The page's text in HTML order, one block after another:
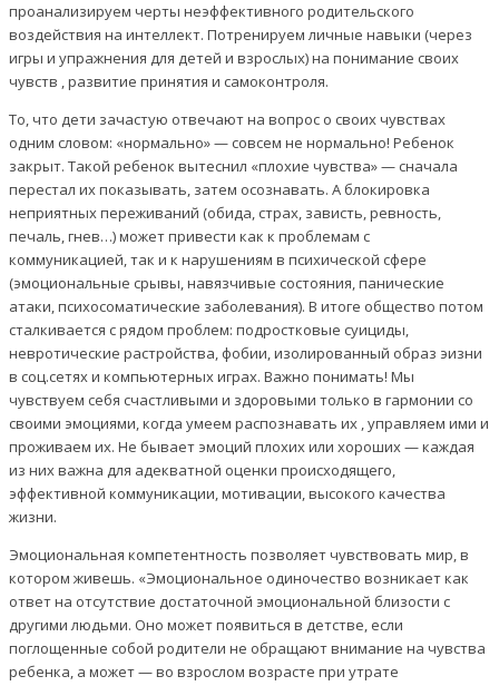
проанализируем черты неэффективного родительского
воздействия на интеллект. Потренируем личные навыки (через
игры и упражнения для детей и взрослых) на понимание своих
чувств , развитие принятия и самоконтроля.
То, что дети зачастую отвечают на вопрос о своих чувствах
одним словом: «нормально» — совсем не нормально! Ребенок
закрыт. Такой ребенок вытеснил «плохие чувства» — сначала
перестал их показывать, затем осознавать. А блокировка
неприятных переживаний (обида, страх, зависть, ревность,
печаль, гнев…) может привести как к проблемам с
коммуникацией, так и к нарушениям в психической сфере
(эмоциональные срывы, навязчивые состояния, панические
атаки, психосоматические заболевания). В итоге общество потом
сталкивается с рядом проблем: подростковые суициды,
невротические растройства, фобии, изолированный образ эизни
в соц.сетях и компьютерных играх. Важно понимать! Мы
чувствуем себя счастливыми и здоровыми только в гармонии со
своими эмоциями, когда умеем распознавать их , управляем ими и
проживаем их. Не бывает эмоций плохих или хороших — каждая
из них важна для адекватной оценки происходящего,
эффективной коммуникации, мотивации, высокого качества
жизни.
Эмоциональная компетентность позволяет чувствовать мир, в
котором живешь. «Эмоциональное одиночество возникает как
ответ на отсутствие достаточной эмоциональной близости с
другими людьми. Оно может появиться в детстве, если
поглощенные собой родители не обращают внимание на чувства
ребенка, а может — во взрослом возрасте при утрате